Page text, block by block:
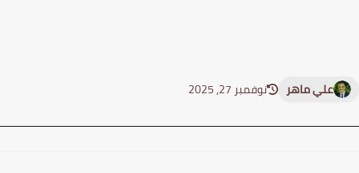
علي ماهر نوفمبر 27, 2025